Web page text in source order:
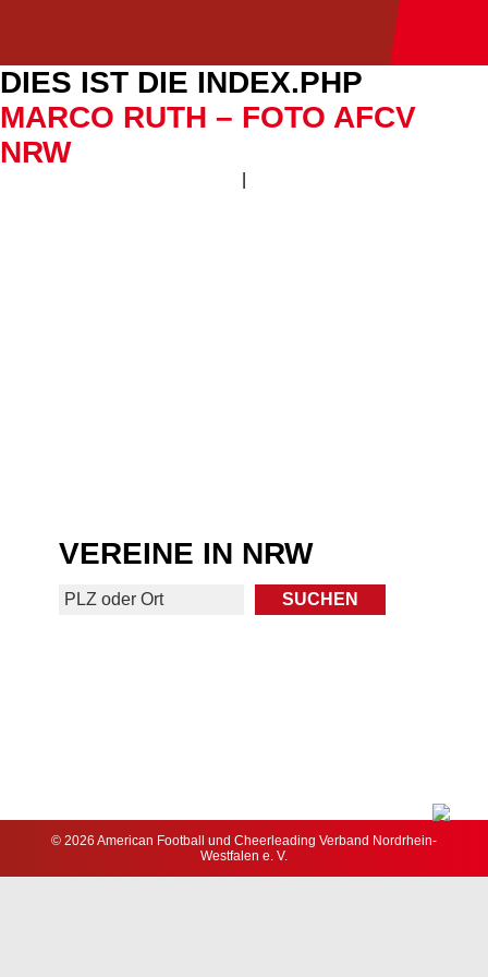
DIES IST DIE INDEX.PHP
MARCO RUTH – FOTO AFCV
NRW
VEREINE IN NRW
© 2026 American Football und Cheerleading Verband Nordrhein-
Westfalen e. V.